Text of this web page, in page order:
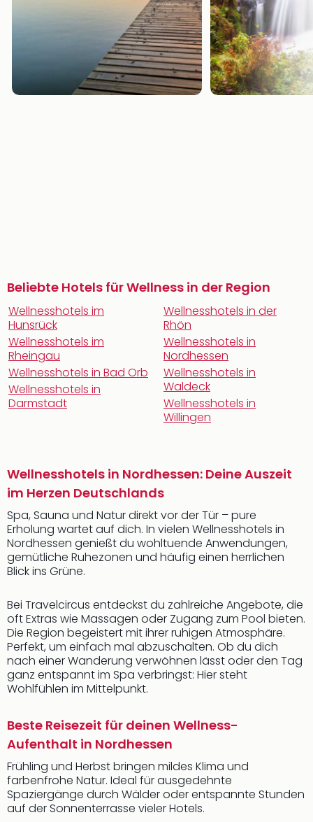
Beliebte Hotels für Wellness in der Region
Wellnesshotels im
Hunsrück
Wellnesshotels im
Rheingau
Wellnesshotels in Bad Orb
Wellnesshotels in
Darmstadt
Wellnesshotels in der
Rhön
Wellnesshotels in
Nordhessen
Wellnesshotels in
Waldeck
Wellnesshotels in
Willingen
Wellnesshotels in Nordhessen: Deine Auszeit
im Herzen Deutschlands
Spa, Sauna und Natur direkt vor der Tür – pure
Erholung wartet auf dich. In vielen Wellnesshotels in
Nordhessen genießt du wohltuende Anwendungen,
gemütliche Ruhezonen und häufig einen herrlichen
Blick ins Grüne.
Bei Travelcircus entdeckst du zahlreiche Angebote, die
oft Extras wie Massagen oder Zugang zum Pool bieten.
Die Region begeistert mit ihrer ruhigen Atmosphäre.
Perfekt, um einfach mal abzuschalten. Ob du dich
nach einer Wanderung verwöhnen lässt oder den Tag
ganz entspannt im Spa verbringst: Hier steht
Wohlfühlen im Mittelpunkt.
Beste Reisezeit für deinen Wellness-
Aufenthalt in Nordhessen
Frühling und Herbst bringen mildes Klima und
farbenfrohe Natur. Ideal für ausgedehnte
Spaziergänge durch Wälder oder entspannte Stunden
auf der Sonnenterrasse vieler Hotels.